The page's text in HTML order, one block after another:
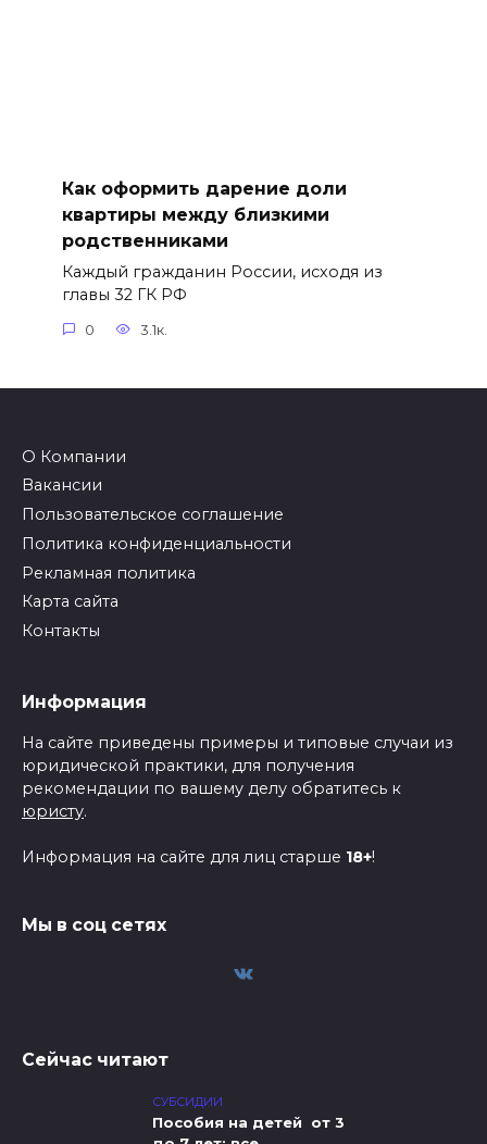
Как оформить дарение доли
квартиры между близкими
родственниками
Каждый гражданин России, исходя из
главы 32 ГК РФ
0 3.1к.
О Компании
Вакансии
Пользовательское соглашение
Политика конфиденциальности
Рекламная политика
Карта сайта
Контакты
Информация
На сайте приведены примеры и типовые случаи из
юридической практики, для получения
рекомендации по вашему делу обратитесь к
юристу.
Информация на сайте для лиц старше 18+!
Мы в соц сетях
Сейчас читают
СУБСИДИИ
Пособия на детей от 3